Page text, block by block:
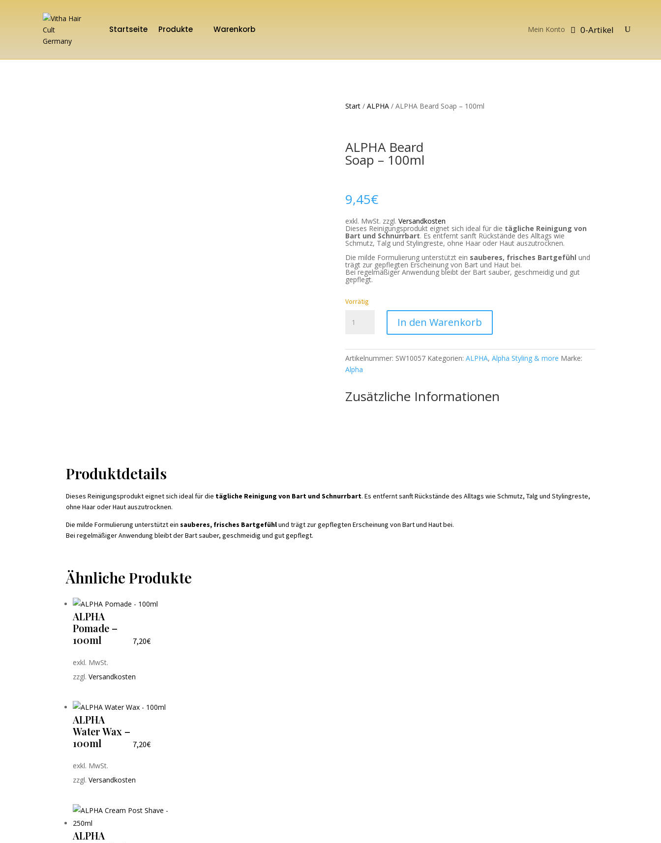
Startseite Produkte Warenkorb Mein Konto 0-Artikel
Start/ ALPHA/ ALPHA Beard Soap – 100ml
ALPHA Beard
Soap – 100ml
9,45€
exkl. MwSt. zzgl. Versandkosten
Dieses Reinigungsprodukt eignet sich ideal für die tägliche Reinigung von
Bart und Schnurrbart. Es entfernt sanft Rückstände des Alltags wie
Schmutz, Talg und Stylingreste, ohne Haar oder Haut auszutrocknen.
Die milde Formulierung unterstützt ein sauberes, frisches Bartgefühl und
trägt zur gepflegten Erscheinung von Bart und Haut bei.
Bei regelmäßiger Anwendung bleibt der Bart sauber, geschmeidig und gut
gepflegt.
Vorrätig
Beard
-
100ml
Menge
In den Warenkorb
Artikelnummer: SW10057 Kategorien: ALPHA, Alpha Styling & more Marke:
Alpha
Zusätzliche Informationen
Produktdetails
Dieses Reinigungsprodukt eignet sich ideal für die tägliche Reinigung von Bart und Schnurrbart. Es entfernt sanft Rückstände des Alltags wie Schmutz, Talg und Stylingreste,
ohne Haar oder Haut auszutrocknen.
Die milde Formulierung unterstützt einsauberes, frisches Bartgefühlund trägt zur gepflegten Erscheinung von Bart und Haut bei.
Bei regelmäßiger Anwendung bleibt der Bart sauber, geschmeidig und gut gepflegt.
Ähnliche Produkte
ALPHA
Pomade –
100ml
7,20€
exkl. MwSt.
zzgl.Versandkosten
ALPHA
Water Wax –
100ml
7,20€
exkl. MwSt.
zzgl.Versandkosten
ALPHA